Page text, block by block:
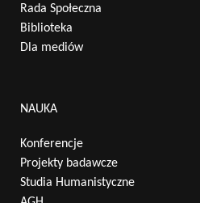
Rada Społeczna
Biblioteka
Dla mediów
NAUKA
Konferencje
Projekty badawcze
Studia Humanistyczne